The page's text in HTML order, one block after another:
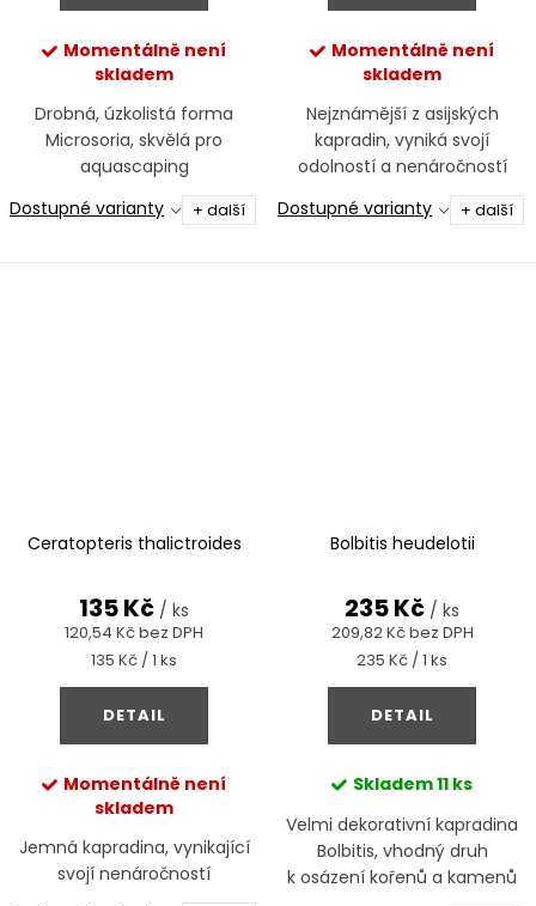
Momentálně není
skladem
Drobná, úzkolistá forma
Microsoria, skvělá pro
aquascaping
Dostupné varianty
+ další
Momentálně není
skladem
Nejznámější z asijských
kapradin, vyniká svojí
odolností a nenáročností
Dostupné varianty
+ další
Ceratopteris thalictroides
120,54 Kč bez DPH
135 Kč / ks
Měrná
cena:
135 Kč / 1 ks
DETAIL
Momentálně není
skladem
Jemná kapradina, vynikající
svojí nenáročností
Bolbitis heudelotii
209,82 Kč bez DPH
235 Kč / ks
Měrná
cena:
235 Kč / 1 ks
DETAIL
Skladem11 ks
Velmi dekorativní kapradina
Bolbitis, vhodný druh
k osázení kořenů a kamenů